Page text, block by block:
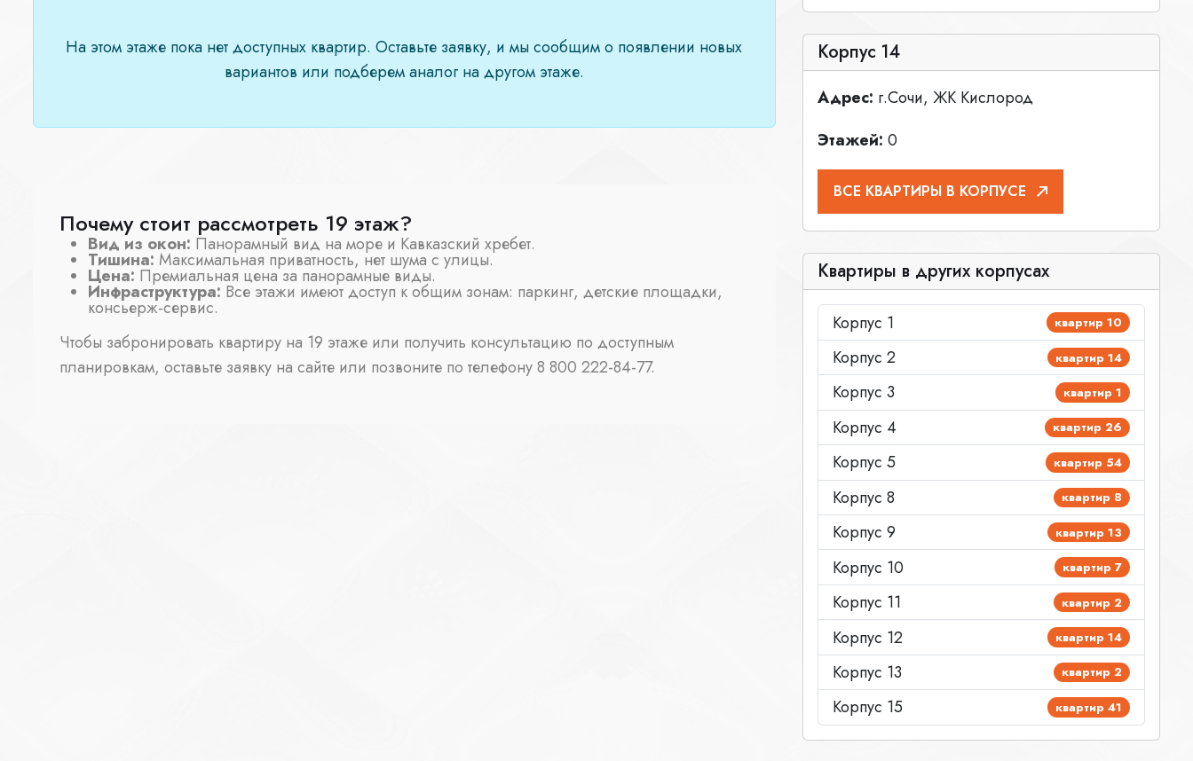
На этом этаже пока нет доступных квартир. Оставьте заявку, и мы сообщим о появлении новых
вариантов или подберем аналог на другом этаже.
Почему стоит рассмотреть 19 этаж?
Вид из окон: Панорамный вид на море и Кавказский хребет.
Тишина: Максимальная приватность, нет шума с улицы.
Цена: Премиальная цена за панорамные виды.
Инфраструктура: Все этажи имеют доступ к общим зонам: паркинг, детские площадки,
консьерж-сервис.
Чтобы забронировать квартиру на 19 этаже или получить консультацию по доступным
планировкам, оставьте заявку на сайте или позвоните по телефону 8 800 222-84-77.
Корпус 14
Адрес: г.Сочи, ЖК Кислород
Этажей: 0
ВСЕ КВАРТИРЫ В КОРПУСЕ
Квартиры в других корпусах
Корпус 1 квартир 10
Корпус 2 квартир 14
Корпус 3 квартир 1
Корпус 4 квартир 26
Корпус 5 квартир 54
Корпус 8 квартир 8
Корпус 9 квартир 13
Корпус 10 квартир 7
Корпус 11 квартир 2
Корпус 12 квартир 14
Корпус 13 квартир 2
Корпус 15 квартир 41